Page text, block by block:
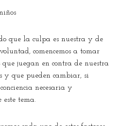
que la culpa es nuestra y de
comencemos a tomar
que juegan en contra de nuestra
y que pueden cambiar, si
necesaria y
este tema.